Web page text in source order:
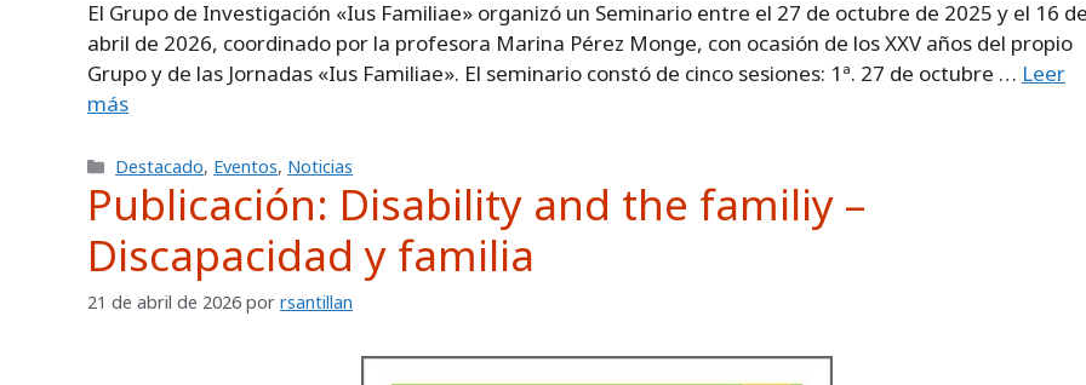
El Grupo de Investigación «Ius Familiae» organizó un Seminario entre el 27 de octubre de 2025 y el 16
abril de 2026, coordinado por la profesora Marina Pérez Monge, con ocasión de los XXV años del propio
Grupo y de las Jornadas «Ius Familiae». El seminario constó de cinco sesiones: 1ª. 27 de octubre … Leer
más
Categorías
Destacado, Eventos, Noticias
Publicación: Disability and the familiy –
Discapacidad y familia
21 de abril de 2026 por rsantillan